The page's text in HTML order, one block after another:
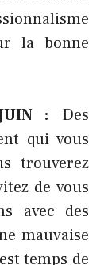
la bonne
: Des
qui vous
trouverez
de vous
avec des
mauvaise
temps de